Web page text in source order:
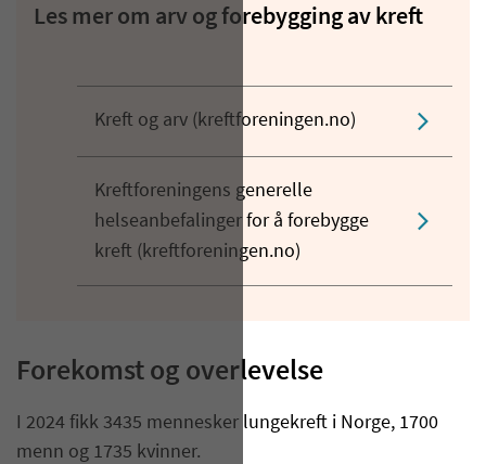
Les mer om arv og forebygging av kreft
Kreft og arv (kreftforeningen.no)
Kreftforeningens generelle
helseanbefalinger for å forebygge
kreft (kreftforeningen.no)
Forekomst og overlevelse
I 2024 fikk 3435 mennesker lungekreft i Norge, 1700
menn og 1735 kvinner.